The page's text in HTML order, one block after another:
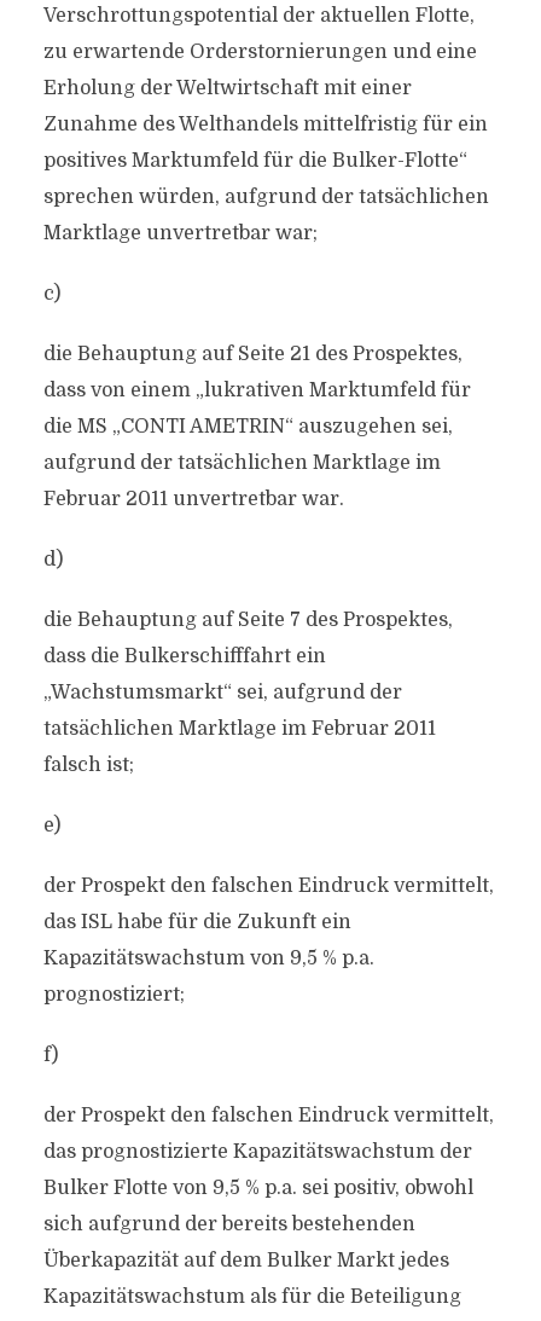
Verschrottungspotential der aktuellen Flotte,
zu erwartende Orderstornierungen und eine
Erholung der Weltwirtschaft mit einer
Zunahme des Welthandels mittelfristig für ein
positives Marktumfeld für die Bulker-Flotte“
sprechen würden, aufgrund der tatsächlichen
Marktlage unvertretbar war;
c)
die Behauptung auf Seite 21 des Prospektes,
dass von einem „lukrativen Marktumfeld für
die MS „CONTI AMETRIN“ auszugehen sei,
aufgrund der tatsächlichen Marktlage im
Februar 2011 unvertretbar war.
d)
die Behauptung auf Seite 7 des Prospektes,
dass die Bulkerschifffahrt ein
„Wachstumsmarkt“ sei, aufgrund der
tatsächlichen Marktlage im Februar 2011
falsch ist;
e)
der Prospekt den falschen Eindruck vermittelt,
das ISL habe für die Zukunft ein
Kapazitätswachstum von 9,5 % p.a.
prognostiziert;
f)
der Prospekt den falschen Eindruck vermittelt,
das prognostizierte Kapazitätswachstum der
Bulker Flotte von 9,5 % p.a. sei positiv, obwohl
sich aufgrund der bereits bestehenden
Überkapazität auf dem Bulker Markt jedes
Kapazitätswachstum als für die Beteiligung